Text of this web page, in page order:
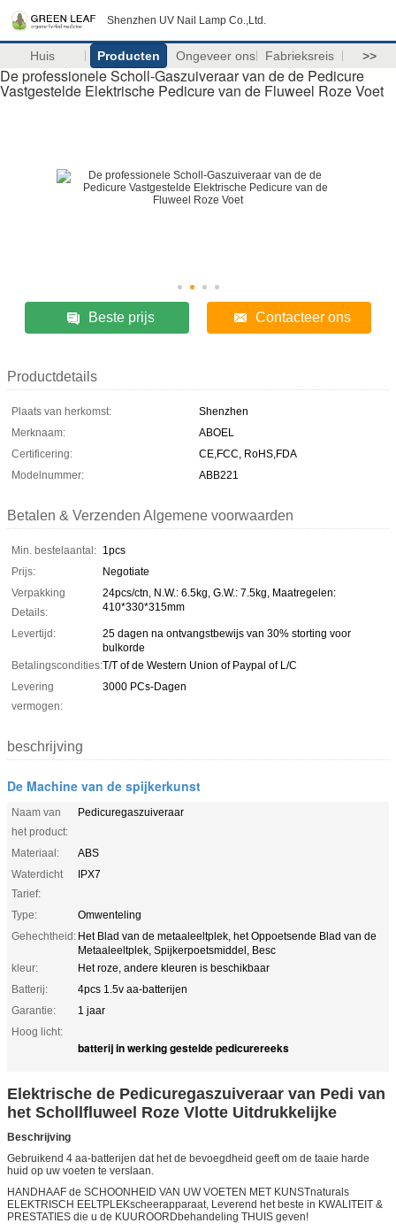
Shenzhen UV Nail Lamp Co.,Ltd.
Huis Producten Ongeveer ons Fabrieksreis >>
De professionele Scholl-Gaszuiveraar van de de Pedicure
Vastgestelde Elektrische Pedicure van de Fluweel Roze Voet
Beste prijs Contacteer ons
Productdetails
Plaats van herkomst:
Shenzhen
Merknaam:
ABOEL
Certificering:
CE,FCC, RoHS,FDA
Modelnummer:
ABB221
Betalen & Verzenden Algemene voorwaarden
Min. bestelaantal: 1pcs
Prijs:
Negotiate
Verpakking
Details:
24pcs/ctn, N.W.: 6.5kg, G.W.: 7.5kg, Maatregelen:
410*330*315mm
Levertijd:
25 dagen na ontvangstbewijs van 30% storting voor
bulkorde
Betalingscondities:T/T of de Western Union of Paypal of L/C
Levering
vermogen:
3000 PCs-Dagen
beschrijving
De Machine van de spijkerkunst
Naam van
het product:
Pedicuregaszuiveraar
Materiaal:
ABS
Waterdicht
Tarief:
IPX7
Type:
Omwenteling
Gehechtheid: Het Blad van de metaaleeltplek, het Oppoetsende Blad van de
Metaaleeltplek, Spijkerpoetsmiddel, Besc
kleur:
Het roze, andere kleuren is beschikbaar
Batterij:
4pcs 1.5v aa-batterijen
Garantie:
1 jaar
Hoog licht:
batterij in werking gestelde pedicurereeks
Elektrische de Pedicuregaszuiveraar van Pedi van
het Schollfluweel Roze Vlotte Uitdrukkelijke
Beschrijving
Gebruikend 4 aa-batterijen dat het de bevoegdheid geeft om de taaie harde
huid op uw voeten te verslaan.
HANDHAAF de SCHOONHEID VAN UW VOETEN MET KUNSTnaturals
ELEKTRISCH EELTPLEKscheerapparaat, Leverend het beste in KWALITEIT &
PRESTATIES die u de KUUROORDbehandeling THUIS geven!